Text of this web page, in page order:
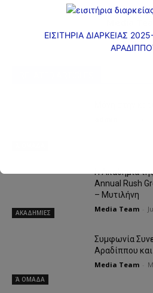
ΑΚΑΔΗΜΙΕΣ
Η Ακαδημία
Annual Rush
– Μυτιλήνη
Media Team
Ά ΟΜΑΔΑ
Συμφωνία
Αραδίππου
Media Team
ΕΙΣΙΤΗΡΙΑ ΔΙΑΡΚΕΙΑΣ